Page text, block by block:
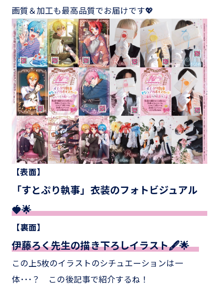
画質＆加工も最高品質でお届けです💖
【表面】
「すとぷり執事」衣装のフォトビジュアル
🍓🌟
【裏面】
伊藤ろく先生の描き下ろしイラスト🖋🌟
この上5枚のイラストのシチュエーションは一
体･･･？ この後記事で紹介するね！